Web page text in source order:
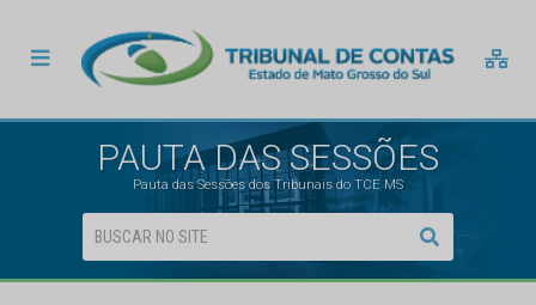
PAUTA DAS SESSÕES
Pauta das Sessões dos Tribunais do TCE MS